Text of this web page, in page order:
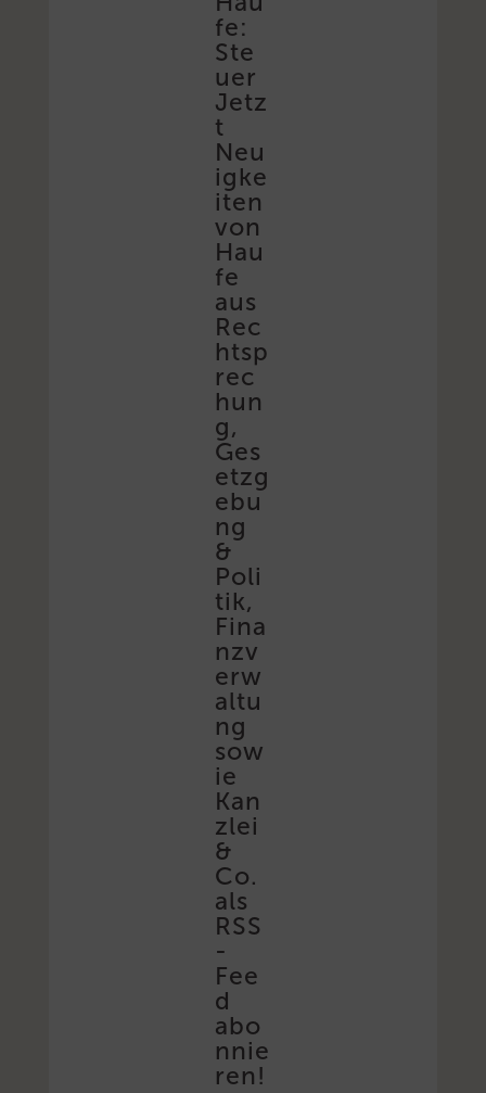
fe:
Ste
uer
Jetz
t
Neu
igke
iten
von
Hau
fe
aus
Rec
htsp
rec
hun
g,
Ges
etzg
ebu
ng
&
Poli
tik,
Fina
nzv
erw
altu
ng
sow
ie
Kan
zlei
&
Co.
als
RSS
-
Fee
d
abo
nnie
ren!